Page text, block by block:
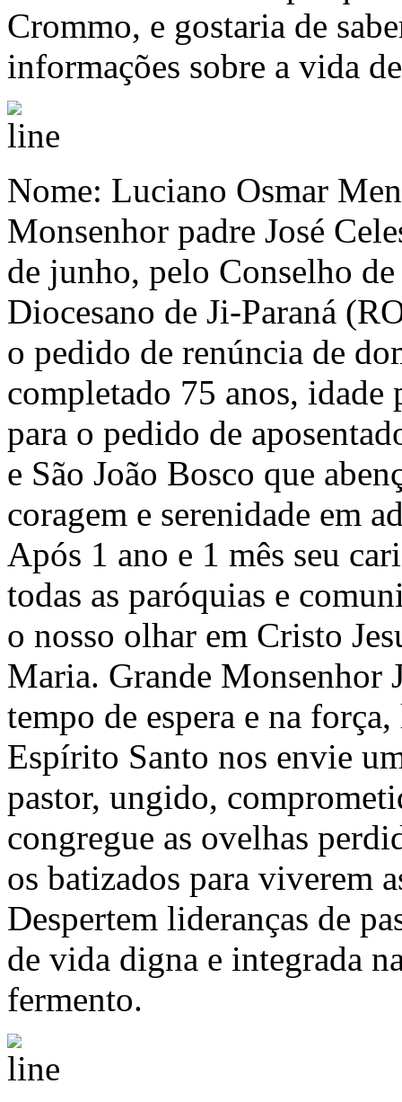
Crommo, e gostaria de
informações sobre a vida
Nome: Luciano Osmar
Monsenhor padre José
de junho, pelo Conselho
Diocesano de Ji-Paraná
o pedido de renúncia de
completado 75 anos,
para o pedido de
e São João Bosco que
coragem e serenidade em
Após 1 ano e 1 mês seu
todas as paróquias e
o nosso olhar em Cristo
Maria. Grande Monsenhor
tempo de espera e na
Espírito Santo nos envie
pastor, ungido,
congregue as ovelhas
os batizados para viverem
Despertem lideranças de
de vida digna e integrada
fermento.